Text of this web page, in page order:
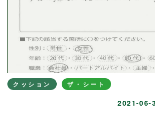
クッション ザ・シート
2021-06-